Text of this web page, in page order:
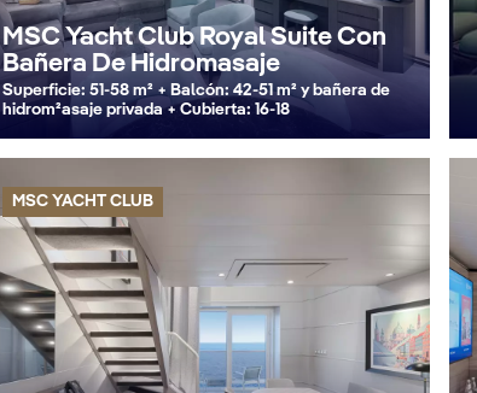
MSC Yacht Club Royal Suite Con
Bañera De Hidromasaje
Superficie: 51-58 m² + Balcón: 42-51 m² y bañera de
hidrom²asaje privada + Cubierta: 16-18
MSC YACHT CLUB